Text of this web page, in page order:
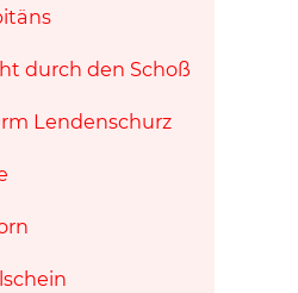
durch den Schoß
Lendenschurz